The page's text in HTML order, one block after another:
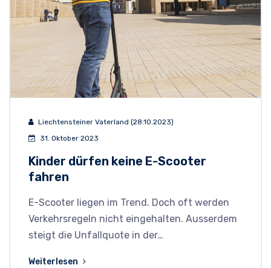
Liechtensteiner Vaterland (28.10.2023)
31. Oktober 2023
Kinder dürfen keine E-Scooter
fahren
E-Scooter liegen im Trend. Doch oft werden
Verkehrsregeln nicht eingehalten. Ausserdem
steigt die Unfallquote in der…
Weiterlesen